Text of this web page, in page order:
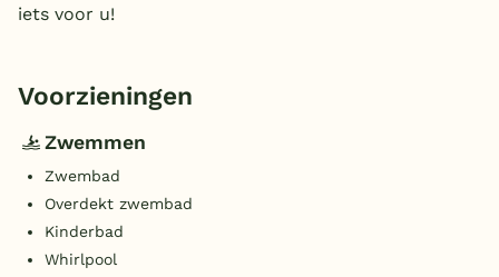
iets voor u!
Voorzieningen
Zwemmen
Zwembad
Overdekt zwembad
Kinderbad
Whirlpool